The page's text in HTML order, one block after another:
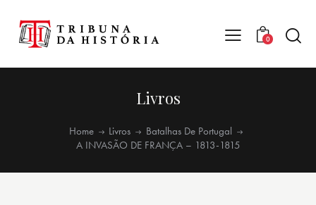
0
Livros
Home Livros
Batalhas De Portugal
A INVASÃO DE FRANÇA – 1813-1815